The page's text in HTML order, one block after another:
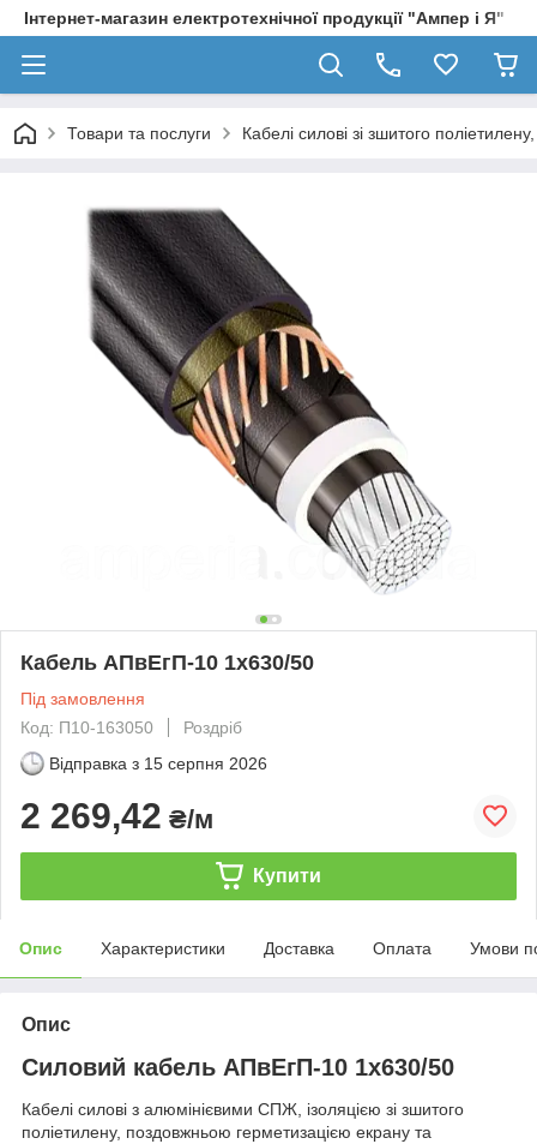
Інтернет-магазин електротехнічної продукції "Ампер і Я"
Товари та послуги Кабелі силові зі зшитого
Кабель АПвЕгП-10 1х630/50
Під замовлення
Код: П10-163050
Роздріб
Відправка з 15 серпня 2026
2 269,42 ₴/м
Купити
Опис Характеристики Доставка Оплата Умови
Опис
Силовий кабель АПвЕгП-10 1х630/50
Кабелі силові з алюмінієвими СПЖ, ізоляцією зі зшитого
поліетилену, поздовжньою герметизацією екрану та